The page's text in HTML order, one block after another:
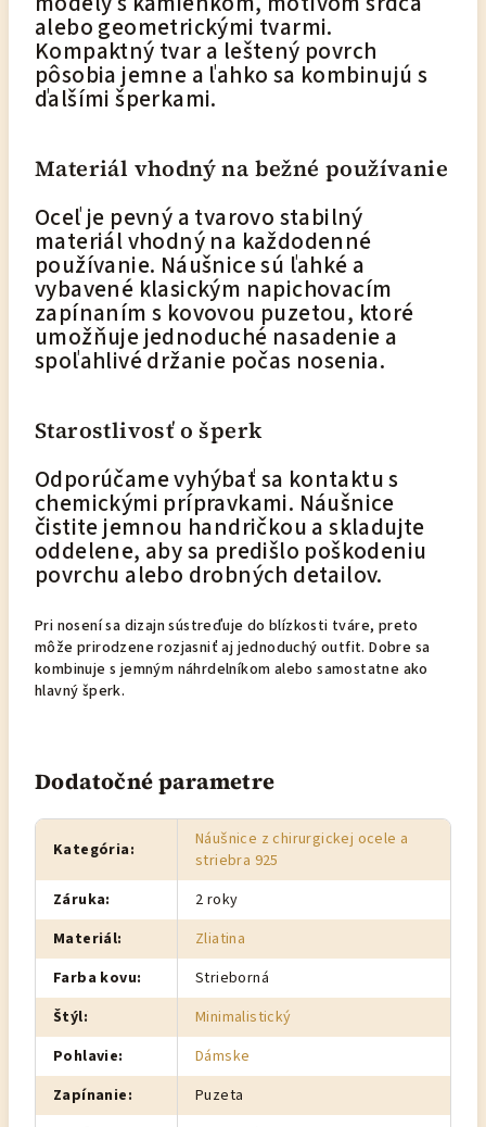
alebo geometrickými tvarmi.
Kompaktný tvar a leštený povrch
pôsobia jemne a ľahko sa kombinujú s
ďalšími šperkami.
Materiál vhodný na bežné používanie
Oceľ je pevný a tvarovo stabilný
materiál vhodný na každodenné
používanie. Náušnice sú ľahké a
vybavené klasickým napichovacím
zapínaním s kovovou puzetou, ktoré
umožňuje jednoduché nasadenie a
spoľahlivé držanie počas nosenia.
Starostlivosť o šperk
Odporúčame vyhýbať sa kontaktu s
chemickými prípravkami. Náušnice
čistite jemnou handričkou a skladujte
oddelene, aby sa predišlo poškodeniu
povrchu alebo drobných detailov.
Pri nosení sa dizajn sústreďuje do blízkosti tváre, preto
môže prirodzene rozjasniť aj jednoduchý outfit. Dobre sa
kombinuje s jemným náhrdelníkom alebo samostatne ako
hlavný šperk.
Dodatočné parametre
Kategória:
Náušnice z chirurgickej ocele a
striebra 925
Záruka:
2 roky
Materiál:
Zliatina
Farba kovu:
Strieborná
Štýl:
Minimalistický
Pohlavie:
Dámske
Zapínanie:
Puzeta